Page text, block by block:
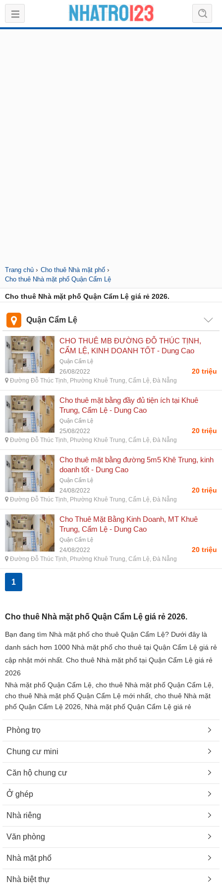
Trang chủ › Cho thuê Nhà mặt phố ›
Cho thuê Nhà mặt phố Quận Cẩm Lệ
Cho thuê Nhà mặt phố Quận Cẩm Lệ giá rẻ 2026.
Quận Cẩm Lệ
CHO THUÊ MB ĐƯỜNG ĐỖ THÚC TỊNH,
CẨM LỆ, KINH DOANH TỐT - Dung Cao
Quận Cẩm Lệ
26/08/2022 20 triệu
Đường Đỗ Thúc Tịnh, Phường Khuê Trung, Cẩm Lệ, Đà Nẵng
Cho thuê mặt bằng đầy đủ tiện ích tại Khuê
Trung, Cẩm Lệ - Dung Cao
Quận Cẩm Lệ
25/08/2022 20 triệu
Đường Đỗ Thúc Tịnh, Phường Khuê Trung, Cẩm Lệ, Đà Nẵng
Cho thuê mặt bằng đường 5m5 Khê Trung, kinh
doanh tốt - Dung Cao
Quận Cẩm Lệ
24/08/2022 20 triệu
Đường Đỗ Thúc Tịnh, Phường Khuê Trung, Cẩm Lệ, Đà Nẵng
Cho Thuê Mặt Bằng Kinh Doanh, MT Khuê
Trung, Cẩm Lệ - Dung Cao
Quận Cẩm Lệ
24/08/2022 20 triệu
Đường Đỗ Thúc Tịnh, Phường Khuê Trung, Cẩm Lệ, Đà Nẵng
1
Cho thuê Nhà mặt phố Quận Cẩm Lệ giá rẻ 2026.
Bạn đang tìm Nhà mặt phố cho thuê Quận Cẩm Lệ? Dưới đây là
danh sách hơn 1000 Nhà mặt phố cho thuê tại Quận Cẩm Lệ giá rẻ
cập nhật mới nhất. Cho thuê Nhà mặt phố tại Quận Cẩm Lệ giá rẻ
2026
Nhà mặt phố Quận Cẩm Lệ, cho thuê Nhà mặt phố Quận Cẩm Lệ,
cho thuê Nhà mặt phố Quận Cẩm Lệ mới nhất, cho thuê Nhà mặt
phố Quận Cẩm Lệ 2026, Nhà mặt phố Quận Cẩm Lệ giá rẻ
Phòng trọ
Chung cư mini
Căn hộ chung cư
Ở ghép
Nhà riêng
Văn phòng
Nhà mặt phố
Nhà biệt thự